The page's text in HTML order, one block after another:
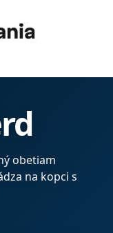
obetiam
na kopci s